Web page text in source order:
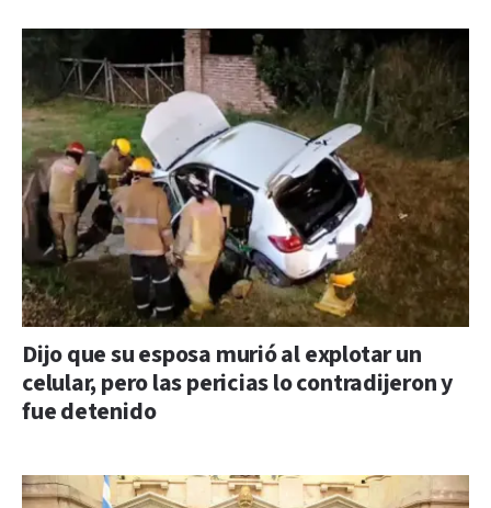
Dijo que su esposa murió al explotar un
celular, pero las pericias lo contradijeron y
fue detenido